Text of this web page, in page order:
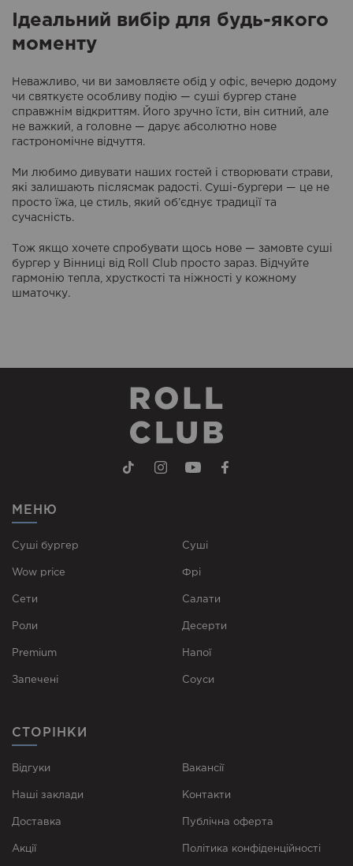
Ідеальний вибір для будь-якого
моменту
Неважливо, чи ви замовляєте обід у офіс, вечерю додому
чи святкуєте особливу подію — суші бургер стане
справжнім відкриттям. Його зручно їсти, він ситний, але
не важкий, а головне — дарує абсолютно нове
гастрономічне відчуття.
Ми любимо дивувати наших гостей і створювати страви,
які залишають післясмак радості. Суші-бургери — це не
просто їжа, це стиль, який об’єднує традиції та
сучасність.
Тож якщо хочете спробувати щось нове — замовте суші
бургер у Вінниці від Roll Club просто зараз. Відчуйте
гармонію тепла, хрусткості та ніжності у кожному
шматочку.
МЕНЮ
Суші бургер
Wow price
Сети
Роли
Premium
Запечені
Суші
Фрі
Cалати
Десерти
Напої
Соуси
СТОРІНКИ
Відгуки
Наші заклади
Доставка
Акції
Вакансії
Контакти
Публічна оферта
Політика конфіденційності